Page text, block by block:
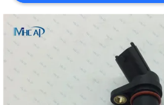
PRIVACY
POLICY